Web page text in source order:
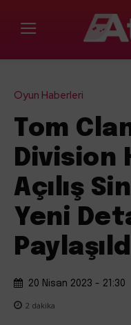
Oyun Haberleri
Tom
Division
Açılış
Yeni
20 Nisan 2023 - 21:30
2 dakika